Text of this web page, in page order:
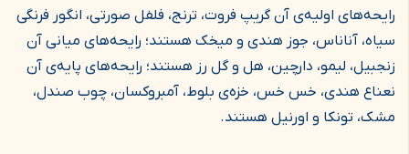
رایحه‌های اولیه‌ی آن گریپ فروت، ترنج، فلفل صورتی، انگور فرنگی
سیاه، آناناس، جوز هندی و میخک هستند؛ رایحه‌های میانی آن
زنجبیل، لیمو، دارچین، هل و گل رز هستند؛ رایحه‌های پایه‌ی آن
نعناع هندی، خس خس، خزه‌ی بلوط، آمبروکسان، چوب صندل،
مشک، تونکا و اورنیل هستند.